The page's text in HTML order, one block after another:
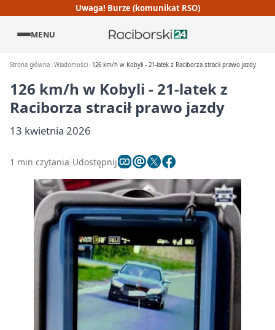
Uwaga! Burze (komunikat RSO)
MENU
Strona główna Wiadomości 126 km/h w Kobyli - 21-latek z Raciborza stracił prawo jazdy
126 km/h w Kobyli - 21-latek z
Raciborza stracił prawo jazdy
13 kwietnia 2026
1 min czytania Udostępnij